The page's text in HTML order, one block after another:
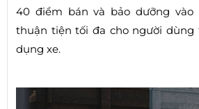
40 điểm bán và bảo dưỡng vào
thuận tiện tối đa cho người
dụng xe.